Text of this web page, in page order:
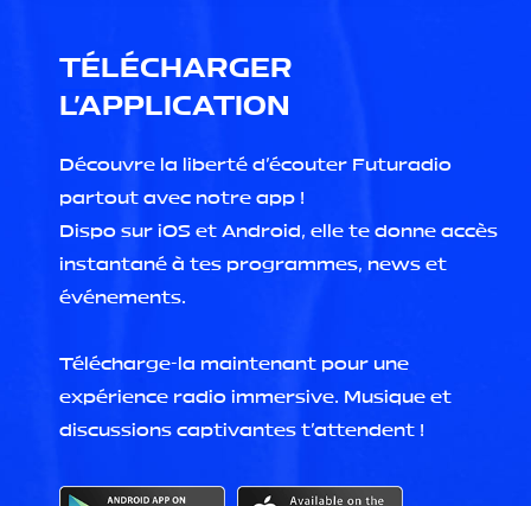
TÉLÉCHARGER
L'APPLICATION
Découvre la liberté d'écouter Futuradio
partout avec notre app !
Dispo sur iOS et Android, elle te donne accès
instantané à tes programmes, news et
événements.
Télécharge-la maintenant pour une
expérience radio immersive. Musique et
discussions captivantes t'attendent !